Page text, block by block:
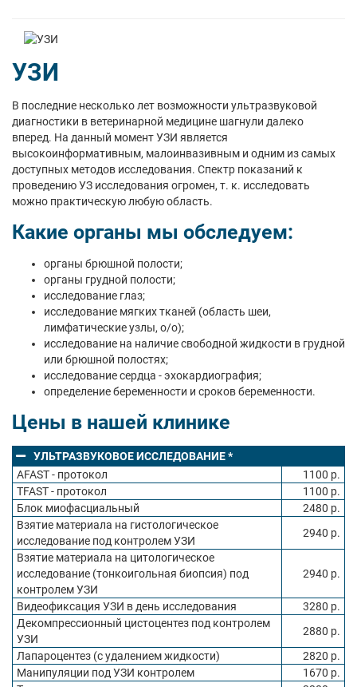
УЗИ
В последние несколько лет возможности ультразвуковой
диагностики в ветеринарной медицине шагнули далеко
вперед. На данный момент УЗИ является
высокоинформативным, малоинвазивным и одним из самых
доступных методов исследования. Спектр показаний к
проведению УЗ исследования огромен, т. к. исследовать
можно практическую любую область.
Какие органы мы обследуем:
органы брюшной полости;
органы грудной полости;
исследование глаз;
исследование мягких тканей (область шеи,
лимфатические узлы, о/о);
исследование на наличие свободной жидкости в грудной
или брюшной полостях;
исследование сердца - эхокардиография;
определение беременности и сроков беременности.
Цены в нашей клинике
УЛЬТРАЗВУКОВОЕ ИССЛЕДОВАНИЕ *
AFAST - протокол
1100 р.
TFAST - протокол
1100 р.
Блок миофасциальный
2480 р.
Взятие материала на гистологическое
исследование под контролем УЗИ
2940 р.
Взятие материала на цитологическое
исследование (тонкоигольная биопсия) под
контролем УЗИ
2940 р.
Видеофиксация УЗИ в день исследования
3280 р.
Декомпрессионный цистоцентез под контролем
УЗИ
2880 р.
Лапароцентез (с удалением жидкости)
2820 р.
Манипуляции под УЗИ контролем
1670 р.